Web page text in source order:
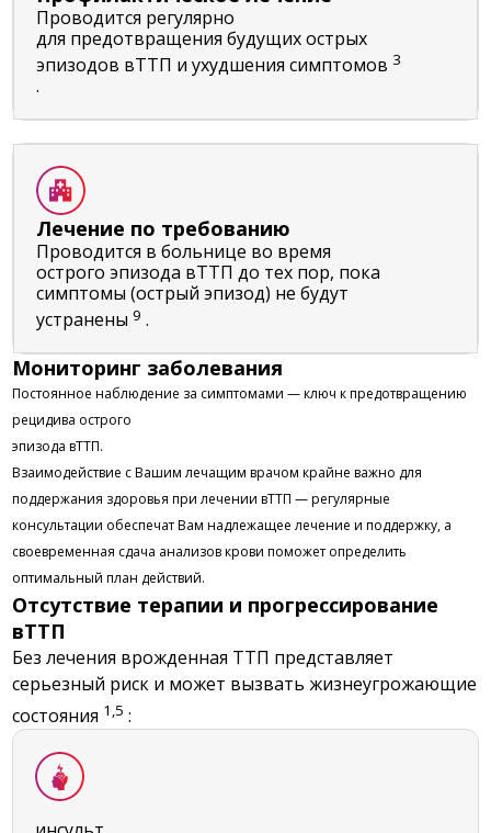
Проводится регулярно
для предотвращения будущих острых
эпизодов вТТП и ухудшения симптомов 3
.
Лечение по требованию
Проводится в больнице во время
острого эпизода вТТП до тех пор, пока
симптомы (острый эпизод) не будут
устранены 9 .
Мониторинг заболевания
Постоянное наблюдение за симптомами — ключ к предотвращению
рецидива острого
эпизода вТТП.
Взаимодействие с Вашим лечащим врачом крайне важно для
поддержания здоровья при лечении вТТП — регулярные
консультации обеспечат Вам надлежащее лечение и поддержку, а
своевременная сдача анализов крови поможет определить
оптимальный план действий.
Отсутствие терапии и прогрессирование
вТТП
Без лечения врожденная ТТП представляет
серьезный риск и может вызвать жизнеугрожающие
состояния 1,5 :